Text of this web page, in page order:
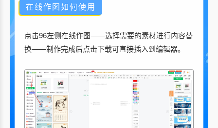
在线作图如何使用
点击96左侧在线作图——选择需要的素材进行内容替
换——制作完成后点击下载可直接插入到编辑器。